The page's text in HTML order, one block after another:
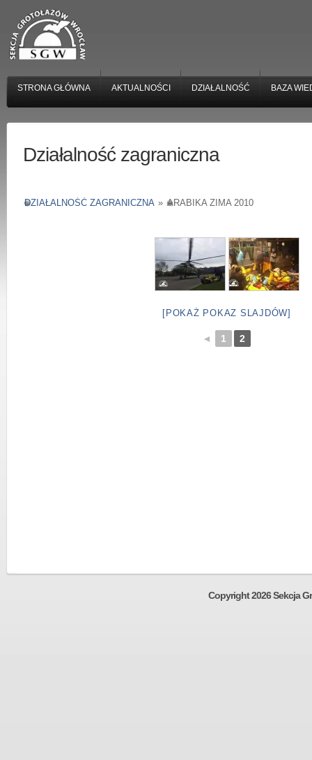
STRONA GŁÓWNA AKTUALNOŚCI DZIAŁALNOŚĆ BAZA
Działalność zagraniczna
DZIAŁALNOŚĆ ZAGRANICZNA » ARABIKA ZIMA 2010
[POKAŻ POKAZ SLAJDÓW]
◄ 1 2
Copyright 2026 Sekcja